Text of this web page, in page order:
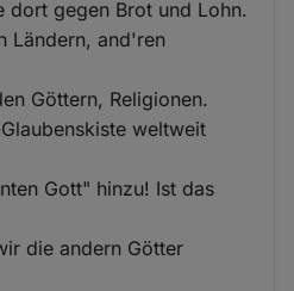
dort gegen Brot und Lohn.
Ländern, and'ren
Göttern, Religionen.
weltweit
Gott" hinzu! Ist das
die andern Götter